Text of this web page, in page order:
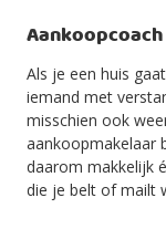
Aankoopcoach
Als je een huis
iemand met
misschien ook
aankoopmakelaar
daarom makkelijk
die je belt of mailt